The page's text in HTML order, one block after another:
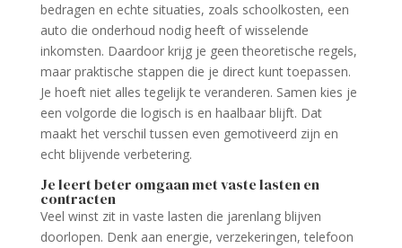
bedragen en echte situaties, zoals schoolkosten, een
auto die onderhoud nodig heeft of wisselende
inkomsten. Daardoor krijg je geen theoretische regels,
maar praktische stappen die je direct kunt toepassen.
Je hoeft niet alles tegelijk te veranderen. Samen kies je
een volgorde die logisch is en haalbaar blijft. Dat
maakt het verschil tussen even gemotiveerd zijn en
echt blijvende verbetering.
Je leert beter omgaan met vaste lasten en
contracten
Veel winst zit in vaste lasten die jarenlang blijven
doorlopen. Denk aan energie, verzekeringen, telefoon